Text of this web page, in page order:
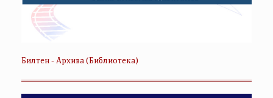
Билтен - Архива (Библиотека)